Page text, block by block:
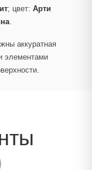
; цвет: Арти
.
аккуратная
элементами